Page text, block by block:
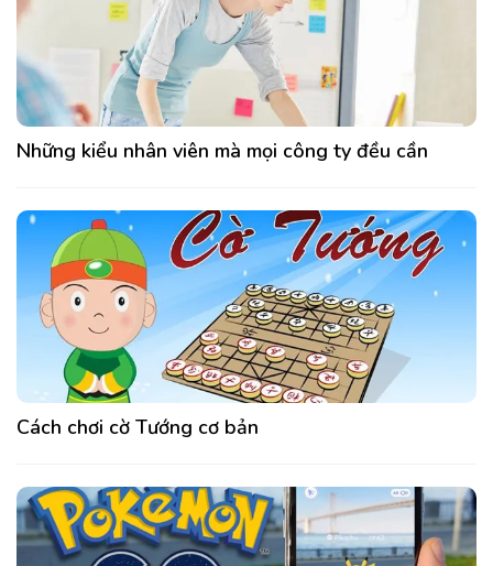
Những kiểu nhân viên mà mọi công ty đều cần
Cách chơi cờ Tướng cơ bản